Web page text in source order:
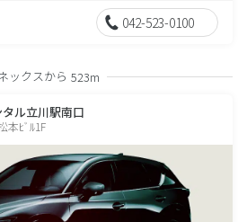
042-523-0100
ックスから 523m
ル立川駅南口
本ﾋﾞﾙ1F